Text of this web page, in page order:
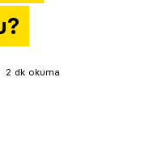
2 dk okuma